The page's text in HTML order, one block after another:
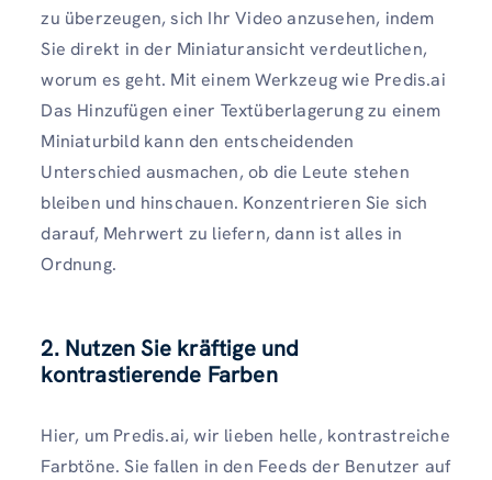
zu überzeugen, sich Ihr Video anzusehen, indem
Sie direkt in der Miniaturansicht verdeutlichen,
worum es geht. Mit einem Werkzeug wie Predis.ai
Das Hinzufügen einer Textüberlagerung zu einem
Miniaturbild kann den entscheidenden
Unterschied ausmachen, ob die Leute stehen
bleiben und hinschauen. Konzentrieren Sie sich
darauf, Mehrwert zu liefern, dann ist alles in
Ordnung.
2. Nutzen Sie kräftige und
kontrastierende Farben
Hier, um Predis.ai, wir lieben helle, kontrastreiche
Farbtöne. Sie fallen in den Feeds der Benutzer auf